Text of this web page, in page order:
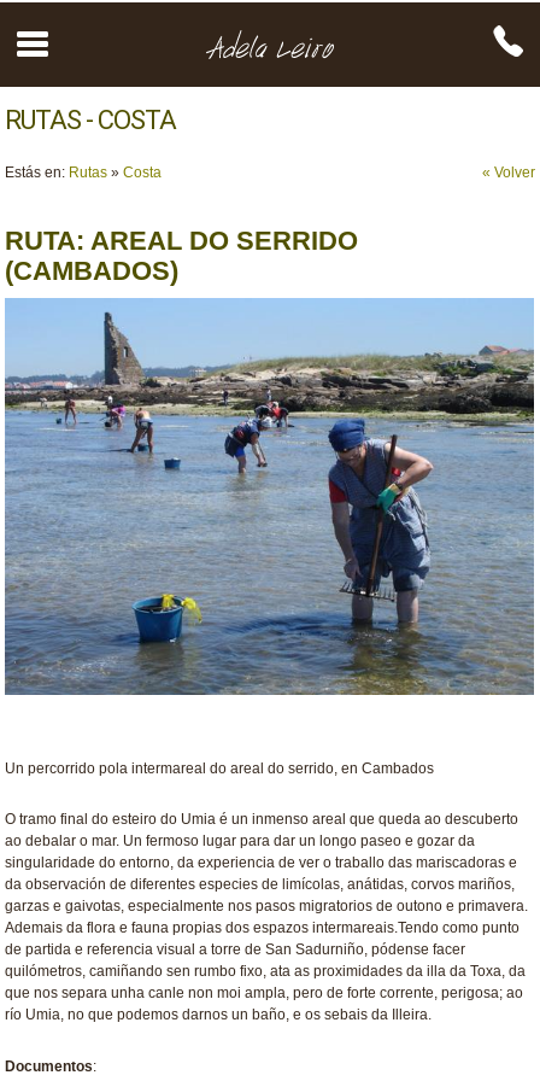
RUTAS - COSTA
« Volver
Estás en: Rutas »Costa
RUTA: AREAL DO SERRIDO
(CAMBADOS)
Un percorrido pola intermareal do areal do serrido, en Cambados
O tramo final do esteiro do Umia é un inmenso areal que queda ao descuberto
ao debalar o mar. Un fermoso lugar para dar un longo paseo e gozar da
singularidade do entorno, da experiencia de ver o traballo das mariscadoras e
da observación de diferentes especies de limícolas, anátidas, corvos mariños,
garzas e gaivotas, especialmente nos pasos migratorios de outono e primavera.
Ademais da flora e fauna propias dos espazos intermareais.Tendo como punto
de partida e referencia visual a torre de San Sadurniño, pódense facer
quilómetros, camiñando sen rumbo fixo, ata as proximidades da illa da Toxa, da
que nos separa unha canle non moi ampla, pero de forte corrente, perigosa; ao
río Umia, no que podemos darnos un baño, e os sebais da Illeira.
Documentos: